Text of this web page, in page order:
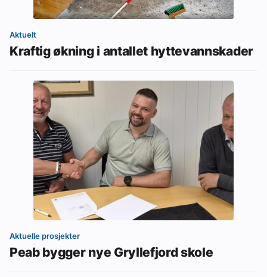
Aktuelt
Kraftig økning i antallet hyttevannskader
Aktuelle prosjekter
Peab bygger nye Gryllefjord skole